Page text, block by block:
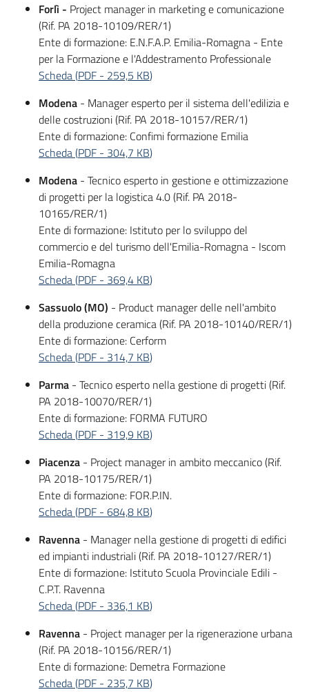
Forlì - Project manager in marketing e comunicazione
(Rif. PA 2018-10109/RER/1)
Ente di formazione: E.N.F.A.P. Emilia-Romagna - Ente
per la Formazione e l'Addestramento Professionale
Scheda(PDF - 259,5 KB)
Modena - Manager esperto per il sistema dell'edilizia e
delle costruzioni (Rif. PA 2018-10157/RER/1)
Ente di formazione: Confimi formazione Emilia
Scheda(PDF - 304,7 KB)
Modena - Tecnico esperto in gestione e ottimizzazione
di progetti per la logistica 4.0 (Rif. PA 2018-
10165/RER/1)
Ente di formazione: Istituto per lo sviluppo del
commercio e del turismo dell'Emilia-Romagna - Iscom
Emilia-Romagna
Scheda(PDF - 369,4 KB)
Sassuolo (MO) - Product manager delle nell'ambito
della produzione ceramica (Rif. PA 2018-10140/RER/1)
Ente di formazione: Cerform
Scheda(PDF - 314,7 KB)
Parma - Tecnico esperto nella gestione di progetti (Rif.
PA 2018-10070/RER/1)
Ente di formazione: FORMA FUTURO
Scheda(PDF - 319,9 KB)
Piacenza - Project manager in ambito meccanico (Rif.
PA 2018-10175/RER/1)
Ente di formazione: FOR.P.IN.
Scheda(PDF - 684,8 KB)
Ravenna - Manager nella gestione di progetti di edifici
ed impianti industriali (Rif. PA 2018-10127/RER/1)
Ente di formazione: Istituto Scuola Provinciale Edili -
C.P.T. Ravenna
Scheda(PDF - 336,1 KB)
Ravenna - Project manager per la rigenerazione urbana
(Rif. PA 2018-10156/RER/1)
Ente di formazione: Demetra Formazione
Scheda(PDF - 235,7 KB)